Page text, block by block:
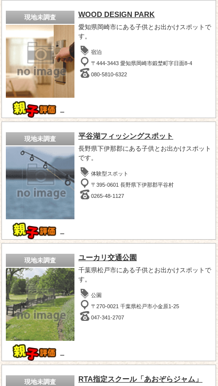
現地未調査
－
WOOD DESIGN PARK
愛知県岡崎市にある子供とお出かけスポットで
す。
宿泊
〒444-3443 愛知県岡崎市鍛埜町字日面8-4
080-5810-6322
現地未調査
－
平谷湖フィッシングスポット
長野県下伊那郡にある子供とお出かけスポット
です。
体験型スポット
〒395-0601 長野県下伊那郡平谷村
0265-48-1127
現地未調査
－
ユーカリ交通公園
千葉県松戸市にある子供とお出かけスポットで
す。
公園
〒270-0021 千葉県松戸市小金原1-25
047-341-2707
現地未調査 RTA指定スクール「あおぞらジャム」